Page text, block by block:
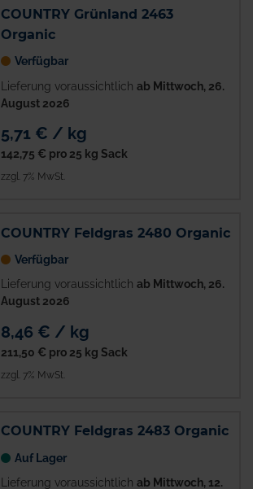
COUNTRY Grünland 2463
Organic
Verfügbar
Lieferung voraussichtlich ab Mittwoch, 26.
August 2026
5,71 € / kg
142,75 € pro 25 kg Sack
zzgl. 7% MwSt.
COUNTRY Feldgras 2480 Organic
Verfügbar
Lieferung voraussichtlich ab Mittwoch, 26.
August 2026
8,46 € / kg
211,50 € pro 25 kg Sack
zzgl. 7% MwSt.
COUNTRY Feldgras 2483 Organic
Auf Lager
Lieferung voraussichtlich ab Mittwoch, 12.